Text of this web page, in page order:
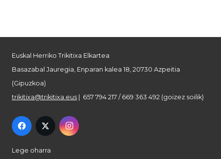
Euskal Herriko Trikitixa Elkartea
Basazabal Jauregia, Enparan kalea 18, 20730 Azpeitia
(Gipuzkoa)
trikitixa@trikitixa.eus | 657 794 217 / 669 363 492 (goizez soilik)
Lege oharra